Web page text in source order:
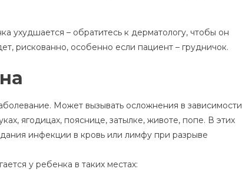
ухудшается – обратитесь к дерматологу, чтобы он
рискованно, особенно если пациент – грудничок.
Может вызывать осложнения в зависимости
ягодицах, пояснице, затылке, животе, попе. В этих
инфекции в кровь или лимфу при разрыве
у ребенка в таких местах: